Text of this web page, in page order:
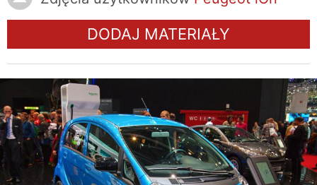
DODAJ MATERIAŁY